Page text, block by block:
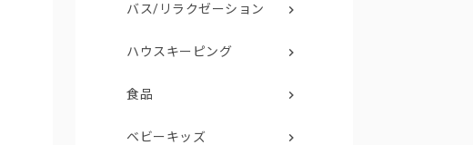
バス/リラクゼーション
ハウスキーピング
食品
ベビーキッズ